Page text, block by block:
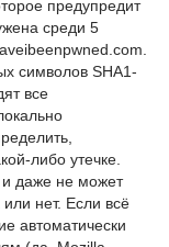
предупредит
среди 5
символов SHA1-
все
либо утечке.
и даже не может
нет. Если всё
автоматически